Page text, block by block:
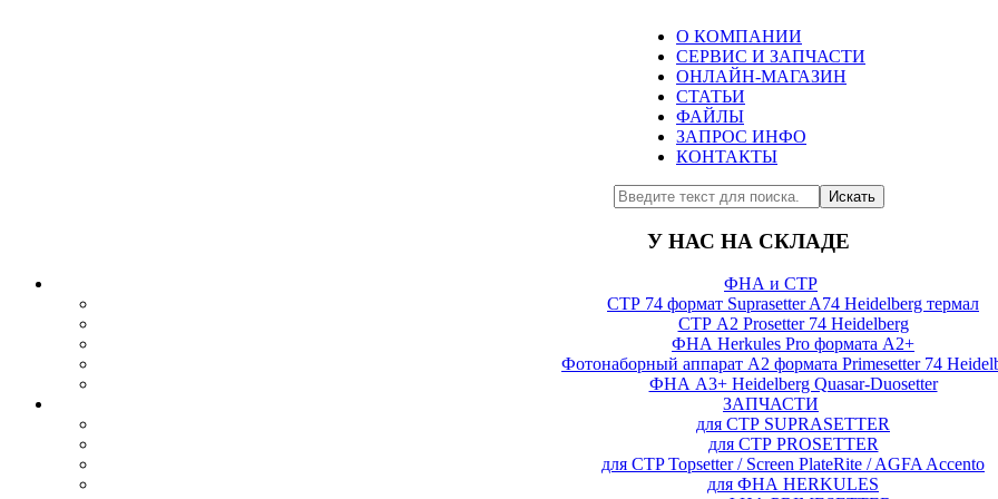
О КОМПАНИИ
СЕРВИС И ЗАПЧАСТИ
ОНЛАЙН-МАГАЗИН
СТАТЬИ
ФАЙЛЫ
ЗАПРОС ИНФО
КОНТАКТЫ
Искать
У НАС НА СКЛАДЕ
ФНА и СТР
СТР 74 формат Suprasetter A74 Heidelberg термал
СТР А2 Prosetter 74 Heidelberg
ФНА Herkules Pro формата А2+
Фотонаборный аппарат А2 формата Primesetter 74
ФНА А3+ Heidelberg Quasar-Duosetter
ЗАПЧАСТИ
для СТР SUPRASETTER
для СТР PROSETTER
для CTP Topsetter / Screen PlateRite / AGFA Accento
для ФНА HERKULES